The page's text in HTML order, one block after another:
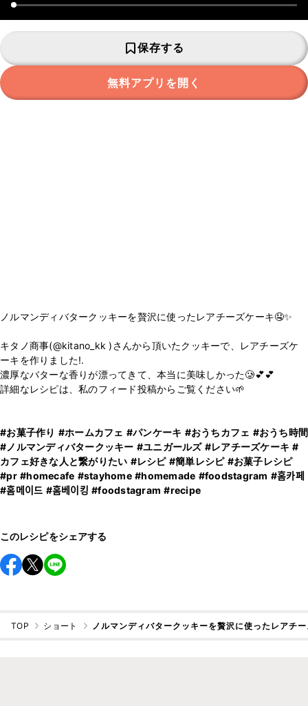
保存する
無料アプリを開く
ノルマンディバタークッキーを贅沢に使ったレアチーズケーキ🤤✨
キタノ商事(@kitano_kk )さんから頂いたクッキーで、レアチーズケ
ーキを作りました!.
濃厚なバターな香りが漂ってきて、本当に美味しかった🥲💕💕
詳細なレシピは、私のフィード投稿からご覧ください🌱
#お菓子作り #ホームカフェ #パンケーキ #おうちカフェ #おうち時間
#ノルマンディバタークッキー #ユニガールズ #レアチーズケーキ #
カフェ好きな人と繋がりたい #レシピ #簡単レシピ #お菓子レシピ
#pr #homecafe #stayhome #homemade #foodstagram #홈카페
#홈메이드 #홈베이킹 #foodstagram #recipe
このレシピをシェアする
TOP ショート ノルマンディバタークッキーを贅沢に使ったレアチ